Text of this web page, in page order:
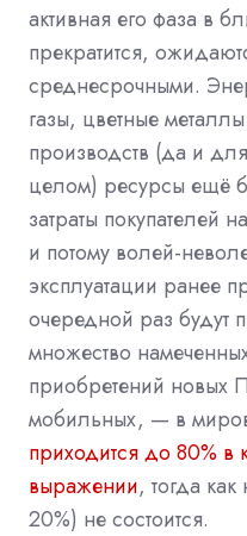
активная его фаза в
прекратится,
среднесрочными.
газы, цветные
производств (да и
целом) ресурсы ещё
затраты покупателей
и потому волей-
эксплуатации ранее
очередной раз будут
множество
приобретений новых
мобильных, — в
приходится до 80% в
выражении, тогда
20%) не состоится.